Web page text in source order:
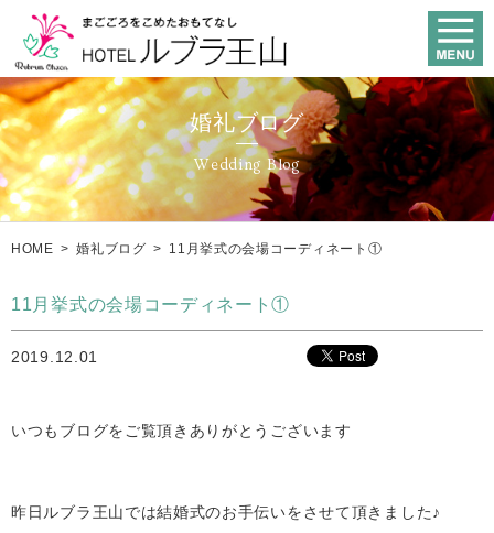
婚礼ブログ
Wedding Blog
HOME > 婚礼ブログ > 11月挙式の会場コーディネート①
11月挙式の会場コーディネート①
2019.12.01
いつもブログをご覧頂きありがとうございます
昨日ルブラ王山では結婚式のお手伝いをさせて頂きました♪